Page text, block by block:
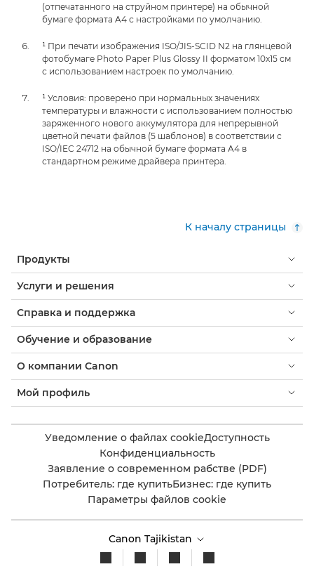
(отпечатанного на струйном принтере) на обычной
бумаге формата A4 с настройками по умолчанию.
¹ При печати изображения ISO/JIS-SCID N2 на глянцевой
фотобумаге Photo Paper Plus Glossy II форматом 10x15 см
с использованием настроек по умолчанию.
¹ Условия: проверено при нормальных значениях
температуры и влажности с использованием полностью
заряженного нового аккумулятора для непрерывной
цветной печати файлов (5 шаблонов) в соответствии с
ISO/IEC 24712 на обычной бумаге формата A4 в
стандартном режиме драйвера принтера.
К началу страницы
Продукты
Услуги и решения
Справка и поддержка
Обучение и образование
О компании Canon
Мой профиль
Уведомление о файлах cookieДоступность
Конфиденциальность
Заявление о современном рабстве (PDF)
Потребитель: где купитьБизнес: где купить
Параметры файлов cookie
Canon Tajikistan